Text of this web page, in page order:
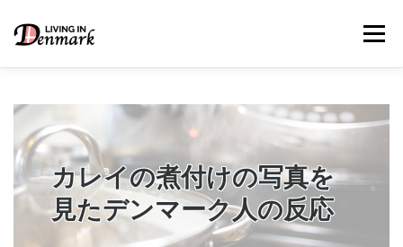
メニュー
LIFE TIPS– 生活便利帳 – ごはん事情
STUDY– 留学関連情報
カレイの煮付けの写真を
見たデンマーク人の反応